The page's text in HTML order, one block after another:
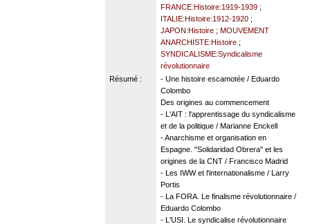
FRANCE:Histoire:1919-1939;
ITALIE:Histoire:1912-1920;
JAPON:Histoire; MOUVEMENT
ANARCHISTE:Histoire;
SYNDICALISME:Syndicalisme
révolutionnaire
Résumé :
- Une histoire escamotée / Eduardo
Colombo
Des origines au commencement
- L'AIT : l'apprentissage du syndicalisme
et de la politique / Marianne Enckell
- Anarchisme et organisation en
Espagne. "Solidaridad Obrera" et les
origines de la CNT / Francisco Madrid
- Les IWW et l'internationalisme / Larry
Portis
- La FORA. Le finalisme révolutionnaire /
Eduardo Colombo
- L'USI. Le syndicalise révolutionnaire